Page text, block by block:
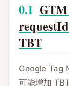
TBT
Google Tag
可能增加